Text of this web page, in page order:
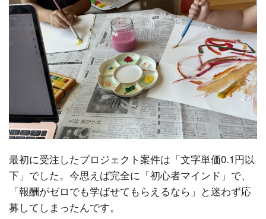
最初に受注したプロジェクト案件は「文字単価0.1円以
下」でした。今思えば完全に「初心者マインド」で、
「報酬がゼロでも学ばせてもらえるなら」と迷わず応
募してしまったんです。